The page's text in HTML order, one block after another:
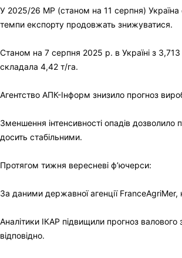
У 2025/26 МР (станом на 11 серпня) Україна
темпи експорту продовжать знижуватися.
Станом на 7 серпня 2025 р. в Україні з
складала 4,42 т/га.
Агентство АПК-Інформ знизило прогноз
Зменшення інтенсивності опадів
досить стабільними.
Протягом тижня вересневі ф’ючерси:
За даними державної агенції
Аналітики ІКАР підвищили прогноз
відповідно.